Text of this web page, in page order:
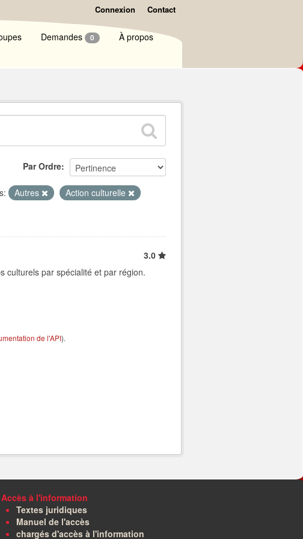
Connexion Contact
Demandes 0 À propos
Par Ordre
Autres
Action culturelle
3.0
culturels par spécialité et par région.
de l'API).
Accès à l'information
Textes juridiques
Manuel de l'accès
chargés d'accès à l'information